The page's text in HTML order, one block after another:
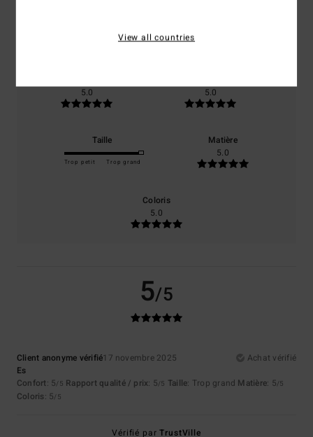
1 avis vérifiés
depuis novembre 2025
0% de nos clients recommandent ce produit
5.0
5.0
Taille
Trop petit Trop grand
Matière
5.0
Coloris
5.0
5/5
Client anonyme vérifié17 novembre 2025
Achat vérifié
Es
Confort: 5/5 Rapport qualité / prix: 5/5 Taille: Trop grand Matière: 5/5
Coloris: 5/5
Vérifié parTrustVille
View all countries